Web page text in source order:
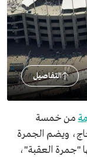
التفاصيل
من خمسة
ويضم الجمرة
"جمرة العقبة"،